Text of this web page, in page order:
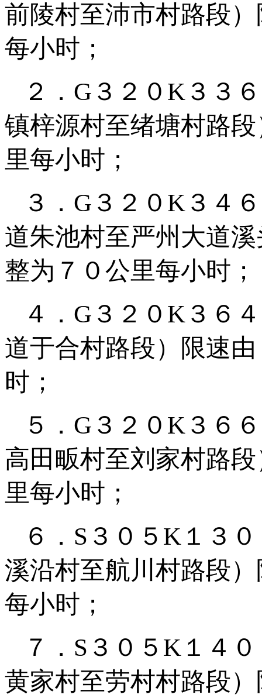
前陵村至沛市村路段
每小时；
２．G３２０K３３
镇梓源村至绪塘村路
里每小时；
３．G３２０K３４
道朱池村至严州大道
整为７０公里每小时；
４．G３２０K３６
道于合村路段）限速
时；
５．G３２０K３６
高田畈村至刘家村路
里每小时；
６．S３０５K１３
溪沿村至航川村路段
每小时；
７．S３０５K１４
黄家村至劳村村路段